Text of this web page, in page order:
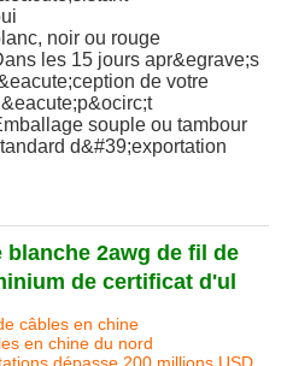
noir ou rouge
les 15 jours apr&egrave;s
de votre
souple ou tambour
d&#39;exportation
2awg de fil de
de certificat d'ul
câbles en chine
en chine du nord